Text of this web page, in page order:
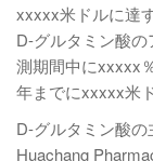
xxxxx米ドルに達
D-グルタミン酸
測期間中にxxxxx
年までにxxxxx米
D-グルタミン酸
Huachang